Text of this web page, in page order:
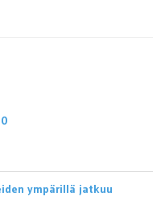
ympärillä jatkuu